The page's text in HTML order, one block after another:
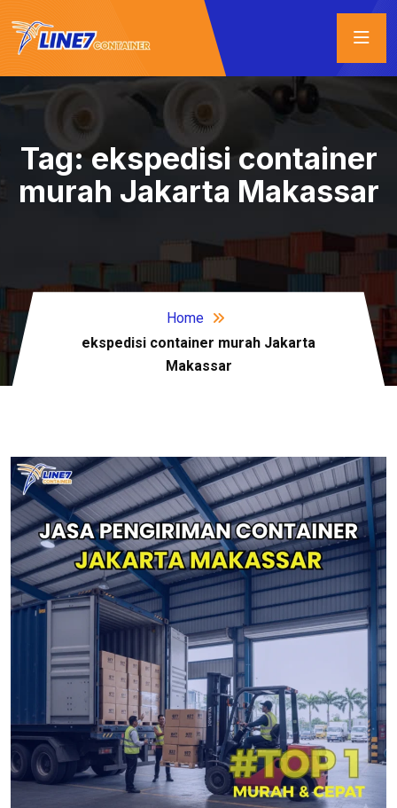
Tag:ekspedisi container
murah Jakarta Makassar
Home
ekspedisi container murah Jakarta
Makassar